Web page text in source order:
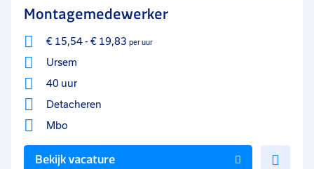
Filter
Sluiten
Montagemedewerker
€ 15,54- € 19,83 per uur
Ursem
40 uur
Detacheren
Mbo
Bekijk vacature